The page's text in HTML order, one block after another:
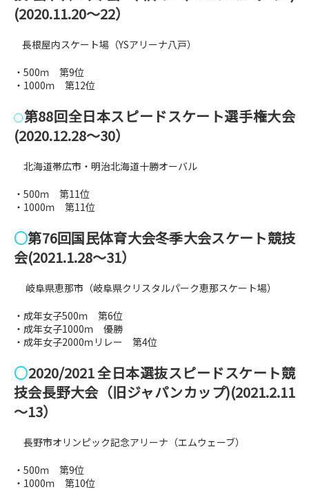
(2020.11.20～22）
長根屋内スケート場（YSアリーナ八戸）
・500ｍ 第9位
・1000ｍ 第12位
○第88回全日本スピードスケート選手権大会
(2020.12.28～30）
北海道帯広市・明治北海道十勝オーバル
・500ｍ 第11位
・1000ｍ 第11位
○第76回国民体育大会冬季大会スケート競技
会(2021.1.28～31）
岐阜県恵那市（岐阜県クリスタルパーク恵那スケート場）
・成年女子500ｍ 第6位
・成年女子1000ｍ 優勝
・成年女子2000ｍリレー 第4位
○2020/2021 全日本選抜スピードスケート競
技会長野大会（旧ジャパンカップ)(2021.2.11
～13）
長野市オリンピック記念アリーナ（エムウェーブ）
・500ｍ 第9位
・1000ｍ 第10位